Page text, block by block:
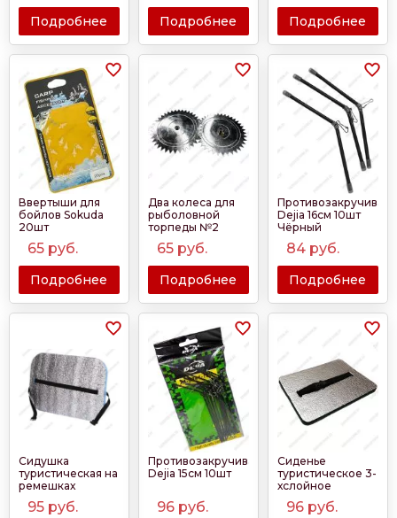
Подробнее Подробнее Подробнее
Ввертыши для
бойлов Sokuda
20шт
65 руб.
Подробнее
Два колеса для
рыболовной
торпеды №2
65 руб.
Подробнее
Dejia 16см 10шт
Чёрный
84 руб.
Подробнее
Сидушка
туристическая на
ремешках
95 руб.
Противозакручиватель
Dejia 15см 10шт
96 руб.
Сиденье
туристическое 3-
хслойное
фольгированное
20мм Sokuda
96 руб.